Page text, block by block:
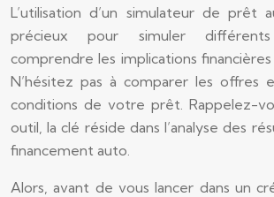
L’utilisation d’un simulateur de prêt
précieux pour simuler
comprendre les implications
N’hésitez pas à comparer les offres
conditions de votre prêt. Rappelez-
outil, la clé réside dans l’analyse des
financement auto.
Alors, avant de vous lancer dans un